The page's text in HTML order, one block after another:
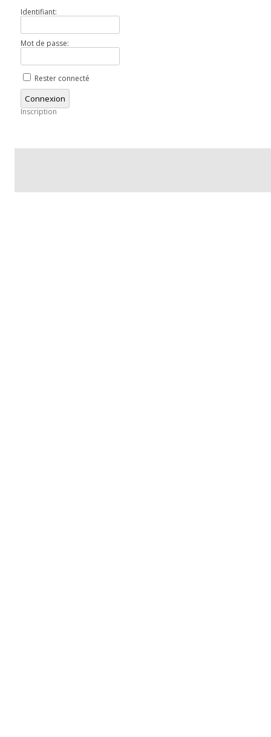
Identifiant:
Mot de passe:
Rester connecté
Connexion
Inscription